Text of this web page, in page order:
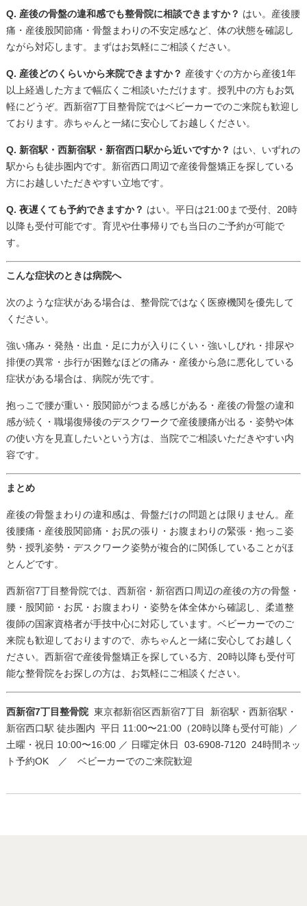
Q. 産後の骨盤の違和感でも整骨院に相談できますか？ はい。産後腰
痛・産後股関節痛・骨盤まわりの不安定感など、体の状態を確認し
ながら対応します。まずはお気軽にご相談ください。
Q. 産後どのくらいから来院できますか？ 産後すぐの方から産後1年
以上経過した方まで幅広くご相談いただけます。授乳中の方もお気
軽にどうぞ。西新宿7丁目整骨院ではベビーカーでのご来院も歓迎し
ております。赤ちゃんと一緒に安心してお越しください。
Q. 新宿駅・西新宿駅・新宿西口駅から近いですか？ はい、いずれの
駅からも徒歩圏内です。新宿西口周辺で産後骨盤矯正を探している
方にお越しいただきやすい立地です。
Q. 夜遅くても予約できますか？ はい。平日は21:00まで受付、20時
以降も受付可能です。育児や仕事帰りでも当日のご予約が可能で
す。
こんな症状のときは病院へ
次のような症状がある場合は、整骨院ではなく医療機関を優先して
ください。
強い痛み・発熱・出血・足に力が入りにくい・強いしびれ・排尿や
排便の異常・歩行が困難なほどの痛み・産後から急に悪化している
症状がある場合は、病院が先です。
抱っこで腰が重い・股関節がつまる感じがある・産後の骨盤の違和
感が続く・職場復帰後のデスクワークで産後腰痛が出る・姿勢や体
の使い方を見直したいという方は、当院でご相談いただきやすい内
容です。
まとめ
産後の骨盤まわりの違和感は、骨盤だけの問題とは限りません。産
後腰痛・産後股関節痛・お尻の張り・お腹まわりの緊張・抱っこ姿
勢・授乳姿勢・デスクワーク姿勢が複合的に関係していることがほ
とんどです。
西新宿7丁目整骨院では、西新宿・新宿西口周辺の産後の方の骨盤・
腰・股関節・お尻・お腹まわり・姿勢を体全体から確認し、柔道整
復師の国家資格者が手技中心に対応しています。ベビーカーでのご
来院も歓迎しておりますので、赤ちゃんと一緒に安心してお越しく
ださい。西新宿で産後骨盤矯正を探している方、20時以降も受付可
能な整骨院をお探しの方は、お気軽にご相談ください。
西新宿7丁目整骨院 東京都新宿区西新宿7丁目
新宿駅・西新宿駅・
新宿西口駅 徒歩圏内 平日 11:00〜21:00（20時以降も受付可能）／
土曜・祝日 10:00〜16:00 ／ 日曜定休日
03-6908-7120 24時間ネッ
ト予約OK ／ ベビーカーでのご来院歓迎